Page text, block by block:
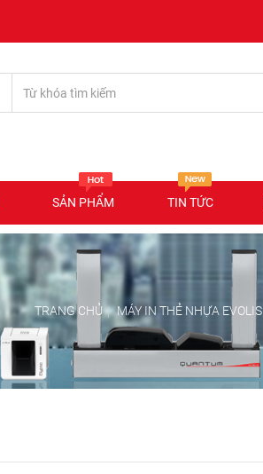
SẢN PHẨM TIN TỨC
TRANG CHỦ MÁY IN THẺ NHỰA EVOLIS